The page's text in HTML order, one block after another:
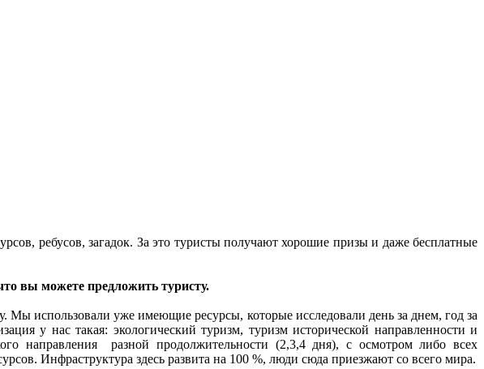
ребусов, загадок. За это туристы получают хорошие призы и даже бесплатные
вы можете предложить туристу.
использовали уже имеющие ресурсы, которые исследовали день за днем, год за
у нас такая: экологический туризм, туризм исторической направленности и
направления разной продолжительности (2,3,4 дня), с осмотром либо всех
Инфраструктура здесь развита на 100 %, люди сюда приезжают со всего мира.